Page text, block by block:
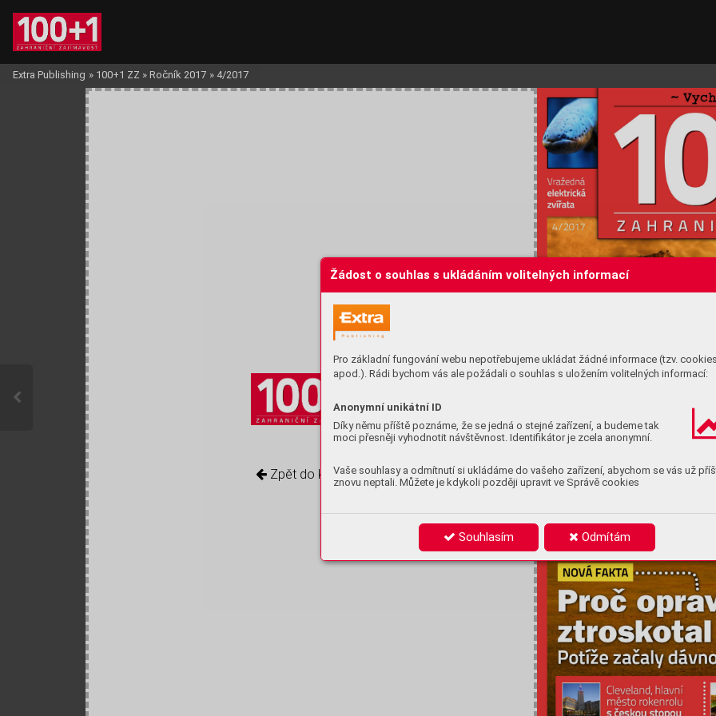
Žádost o souhlas s ukládáním volitelných informací
Pro základní fungování webu nepotřebujeme ukládat žádné informace (tzv.
apod.). Rádi bychom vás ale požádali o souhlas s uložením volitelných informací:
Anonymní unikátní ID
Díky němu příště poznáme, že se jedná o stejné zařízení, a budeme tak
moci přesněji vyhodnotit návštěvnost. Identifikátor je zcela anonymní.
Vaše souhlasy a odmítnutí si ukládáme do vašeho zařízení, abychom se vás už
znovu neptali. Můžete je kdykoli později upravit ve Správě cookies
Souhlasím Odmítám
Zpět do knihovny
Extra Publishing » 100+1 ZZ » Ročník 2017 » 4/2017